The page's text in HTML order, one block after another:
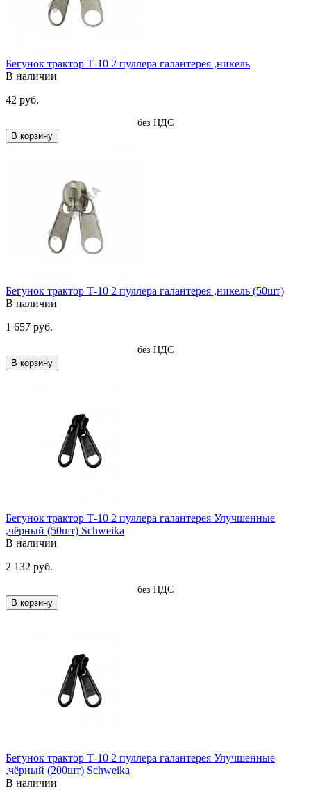
Бегунок трактор Т-10 2 пуллера галантерея ,никель
В наличии
42 руб.
без НДС
В корзину
Бегунок трактор Т-10 2 пуллера галантерея ,никель (50шт)
В наличии
1 657 руб.
без НДС
В корзину
Бегунок трактор Т-10 2 пуллера галантерея Улучшенные
,чёрный (50шт) Schweika
В наличии
2 132 руб.
без НДС
В корзину
Бегунок трактор Т-10 2 пуллера галантерея Улучшенные
,чёрный (200шт) Schweika
В наличии